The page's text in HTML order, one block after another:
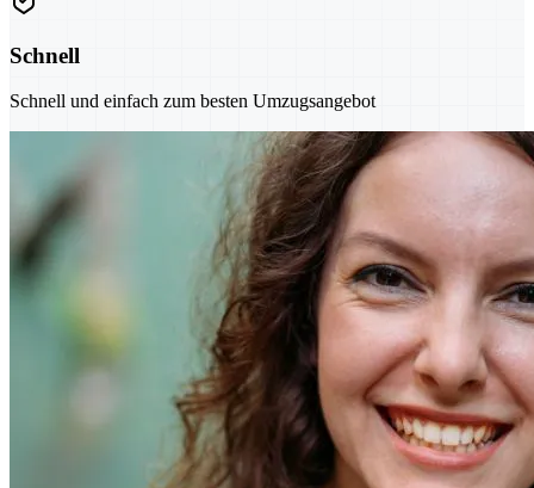
Schnell
Schnell und einfach zum besten Umzugsangebot